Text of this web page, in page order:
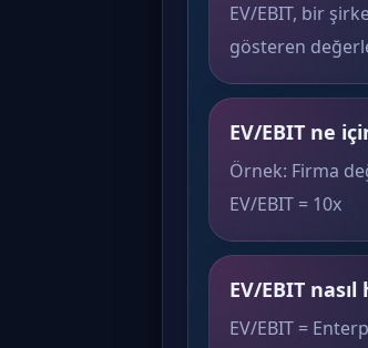
EV/EBIT, bir
gösteren
EV/EBIT ne
Örnek: Firma
EV/EBIT = 10x
EV/EBIT nasıl
EV/EBIT =